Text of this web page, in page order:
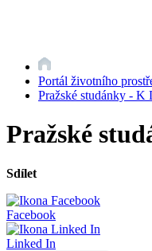
Portál životního
Pražské studánky - K
Pražské
Sdílet
Facebook
Linked In